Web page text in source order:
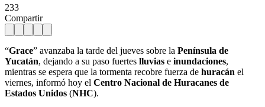
233
Compartir
“Grace” avanzaba la tarde del jueves sobre la Península de
Yucatán, dejando a su paso fuertes lluvias e inundaciones,
mientras se espera que la tormenta recobre fuerza de huracán el
viernes, informó hoy el Centro Nacional de Huracanes de
Estados Unidos (NHC).